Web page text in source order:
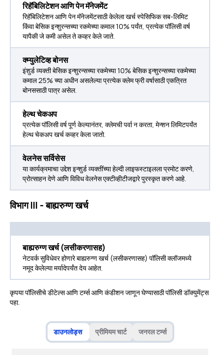
रिहॅबिलिटेशन आणि पेन मॅनेजमेंट
रिहॅबिलिटेशन आणि पेन मॅनेजमेंटसाठी केलेला खर्च स्पेसिफिक सब-लिमिट
किंवा बेसिक इन्शुरन्सच्या रकमेच्या कमाल 10% पर्यंत, प्रत्येक पॉलिसी वर्ष
यापैकी जे कमी असेल ते कव्हर केले जाते.
क्म्युलेटिव्ह बोनस
इंशुर्ड व्यक्ती बेसिक इन्शुरन्सच्या रकमेच्या 10% बेसिक इन्शुरन्सच्या रकमेच्या
कमाल 25% च्या अधीन असलेल्या प्रत्येक क्लेम फ्री वर्षासाठी एकत्रित
बोनससाठी पात्र असेल.
हेल्थ चेकअप
प्रत्येक पॉलिसी वर्ष पूर्ण केल्यानंतर, क्लेमची पर्वा न करता, मेन्शन लिमिटपर्यंत
हेल्थ चेकअप खर्च कव्हर केला जातो.
वेलनेस सर्विसेस
या कार्यक्रमाचा उद्देश इन्शुर्ड व्यक्तींच्या हेल्दी लाइफस्टाइलला प्रमोट करणे,
प्रोत्साहन देणे आणि विविध वेलनेस एक्टीव्हीटीजद्वारे पुरस्कृत करणे आहे.
विभाग III - बाह्यरुग्ण खर्च
बाह्यरुग्ण खर्च (लसीकरणासह)
नेटवर्क सुविधेवर होणारे बाह्यरुग्ण खर्च (लसीकरणासह) पॉलिसी क्लॉजमध्ये
नमूद केलेल्या मर्यादेपर्यंत देय आहेत.
कृपया पॉलिसीचे डीटेल्स आणि टर्म्स आणि कंडीशन जाणून घेण्यासाठी पॉलिसी डॉक्युमेंट्स
पहा.
डाउनलोड्स प्रीमियम चार्ट जनरल टर्म्स